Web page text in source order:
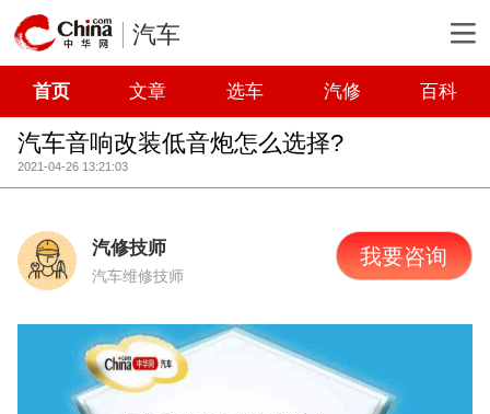
汽车
首页 文章 选车 汽修 百科
汽车音响改装低音炮怎么选择?
2021-04-26 13:21:03
汽修技师
汽车维修技师
我要咨询